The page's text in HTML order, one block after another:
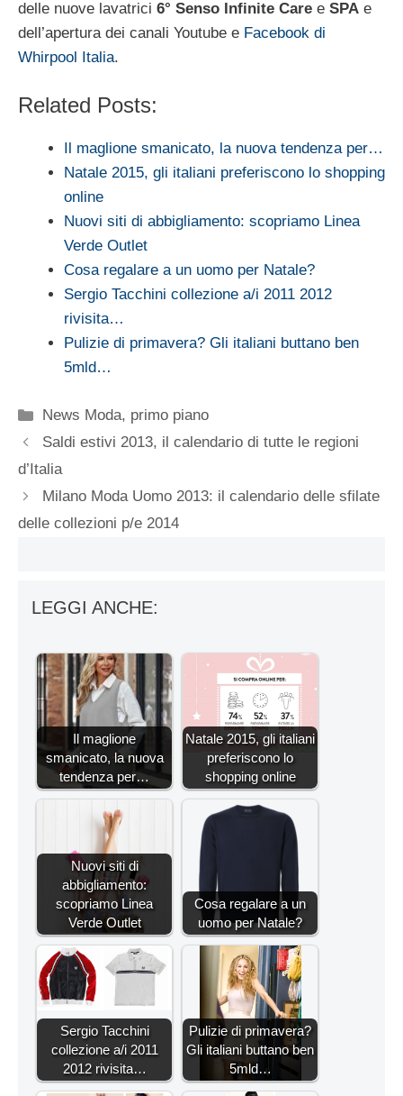
delle nuove lavatrici 6° Senso Infinite Care e SPA e
dell’apertura dei canali Youtube e Facebook di
Whirpool Italia.
Related Posts:
Il maglione smanicato, la nuova tendenza per…
Natale 2015, gli italiani preferiscono lo shopping
online
Nuovi siti di abbigliamento: scopriamo Linea
Verde Outlet
Cosa regalare a un uomo per Natale?
Sergio Tacchini collezione a/i 2011 2012
rivisita…
Pulizie di primavera? Gli italiani buttano ben
5mld…
Categorie
News Moda, primo piano
Saldi estivi 2013, il calendario di tutte le regioni
d’Italia
Milano Moda Uomo 2013: il calendario delle sfilate
delle collezioni p/e 2014
LEGGI ANCHE:
Il maglione
smanicato, la nuova
tendenza per…
Natale 2015, gli italiani
preferiscono lo
shopping online
Nuovi siti di
abbigliamento:
scopriamo Linea
Verde Outlet
Cosa regalare a un
uomo per Natale?
Sergio Tacchini
collezione a/i 2011
2012 rivisita…
Pulizie di primavera?
Gli italiani buttano ben
5mld…